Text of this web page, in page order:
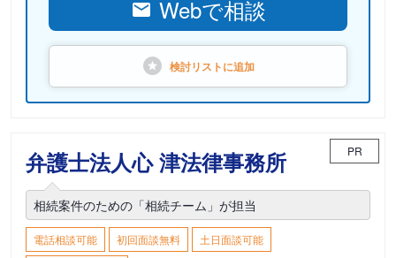
Webで相談
検討リストに追加
弁護士法人心 津法律事務所 PR
相続案件のための「相続チーム」が担当
電話相談可能 初回面談無料 土日面談可能